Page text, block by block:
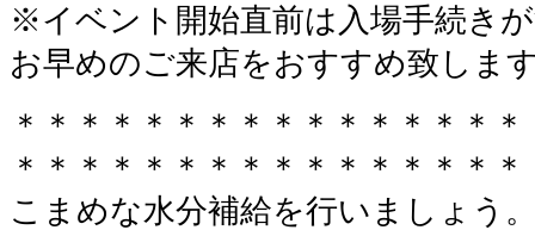
※イベント開始直前は入場手続き
お早めのご来店をおすすめ致しま
＊＊＊＊＊＊＊＊＊＊＊＊＊＊＊
＊＊＊＊＊＊＊＊＊＊＊＊＊＊＊＊
こまめな水分補給を行いましょう